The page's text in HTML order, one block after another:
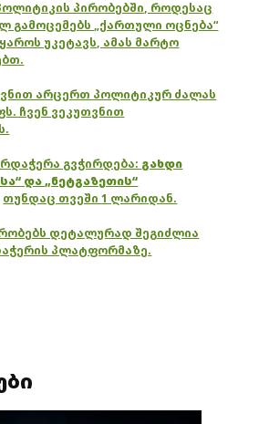
პირობებში, როდესაც
გამოცემებს „ქართული ოცნება“
უკეტავს, ამას მარტო
არცერთ პოლიტიკურ ძალას
ჩვენ ვეკუთვნით
გვჭირდება: გახდი
და „ნეტგაზეთის“
თუნდაც თვეში 1 ლარიდან.
დეტალურად შეგიძლია
პლატფორმაზე.